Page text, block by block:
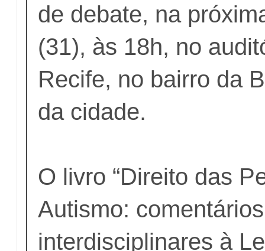
de debate, na
(31), às 18h, no
Recife, no bairro da
da cidade.
O livro “Direito das
Autismo: comentários
interdisciplinares à